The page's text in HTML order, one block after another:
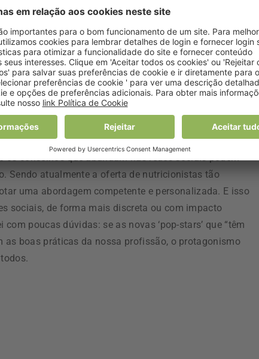
e quem compre outros por razões diferentes.
e popular, há, no entanto, algo sério a
patamar de notoriedade, mais difícil é manter a
a pressão de apresentar algo novo ou ter um discurso
e prática baseada na evidência. É por isso importante
o atropelo das boas práticas ou ao arrepio do nosso
conselhos que abundam nas redes sociais podem
Sendo atualmente a oferta de nutricionistas tão
uma abordagem competente e personalizada. E isso
sociais, de forma mais discreta ou com impacto
poucas dúvidas: se as novas ‘pop-stars’ que “têm
as boas práticas da nossa profissão, o protagonismo